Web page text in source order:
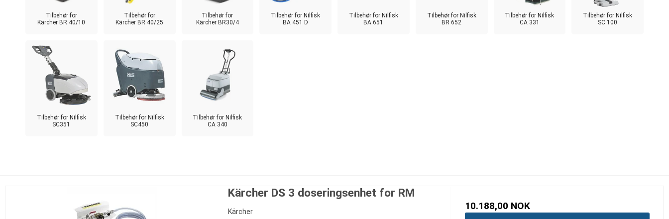
Tilbehør for
Kärcher BR 40/10
Tilbehør for
Kärcher BR 40/25
Tilbehør for
Kärcher BR30/4
Tilbehør for Nilfisk
BA 451 D
Tilbehør for Nilfisk
BA 651
Tilbehør for Nilfisk
BR 652
Tilbehør for Nilfisk
CA 331
Tilbehør for Nilfisk
SC 100
Tilbehør for Nilfisk
SC351
Tilbehør for Nilfisk
SC450
Tilbehør for Nilfisk
CA 340
Kärcher DS 3 doseringsenhet for RM
Kärcher
10.188,00 NOK